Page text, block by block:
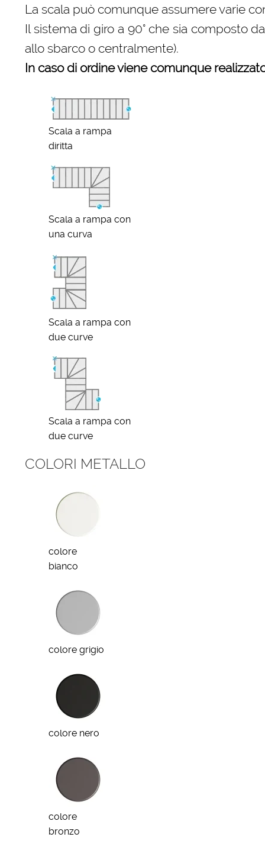
La scala può comunque assumere varie
Il sistema di giro a 90° che sia composto
allo sbarco o centralmente).
In caso di ordine viene comunque
Scala a rampa
diritta
Scala a rampa con
una curva
Scala a rampa con
due curve
Scala a rampa con
due curve
COLORI METALLO
colore
bianco
colore grigio
colore nero
colore
bronzo